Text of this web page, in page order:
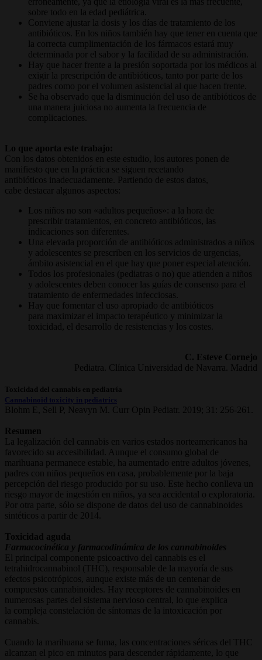
sobre todo en la edad pediátrica.
Conviene ajustar la dosis y los días de tratamiento de los
antibióticos. En los niños también hay que tener en cuenta que
la correcta cumplimentación de los fármacos estará muy
determinada por el sabor y la facilidad de su administración.
Hay que hacer frente a la presión soportada por los médicos al
exigir la prescripción de antibióticos, tanto por parte de los
padres como por el volumen asistencial al que hacen frente.
Se ha observado que la disminución del uso de antibióticos de
una manera juiciosa no aumenta la frecuencia de
complicaciones.
Lo que aporta este trabajo:
Con los datos obtenidos en este estudio, los autores ponen de
manifiesto que en la práctica se siguen recetando
antibióticos inadecuadamente. Partiendo de estos datos,
cabe destacar algunos aspectos:
Los niños no son «adultos pequeños»: a la hora de
prescribir tratamientos, en concreto antibióticos, las
indicaciones son diferentes.
Una elevada proporción de antibióticos administrados a niños
y adolescentes se prescriben en los servicios de urgencias,
ámbito asistencial en el que hay que poner especial atención.
Todos los profesionales (pediatras o no) que atienden a niños
y adolescentes deben conocer las guías de consenso para el
tratamiento de enfermedades infecciosas.
Hay que fomentar el uso apropiado de antibióticos
para maximizar el impacto terapéutico y minimizar la
toxicidad, el desarrollo de resistencias y los costes.
C. Esteve Cornejo
Pediatra. Clínica Universidad de Navarra. Madrid
Toxicidad del cannabis en pediatría
Cannabinoid toxicity in pediatrics
Blohm E, Sell P, Neavyn M. Curr Opin Pediatr. 2019; 31: 256-261.
Resumen
La legalización del cannabis en varios estados norteamericanos ha
favorecido su accesibilidad. Aunque el consumo global de
marihuana permanece estable, ha aumentado entre adultos jóvenes,
padres con niños pequeños en casa, probablemente por la baja
percepción del riesgo producido por su uso. Este hecho conlleva un
riesgo mayor de ingestión en niños, ya sea accidental o exploratoria.
Por otra parte, sólo se dispone de datos del uso de cannabinoides
sintéticos a partir de 2014.
Toxicidad aguda
Farmacocinética y farmacodinámica de los cannabinoides
El principal componente psicoactivo del cannabis es el
tetrahidrocannabinol (THC), responsable de la mayoría de sus
efectos psicotrópicos, aunque existe más de un centenar de
compuestos cannabinoides. Hay receptores de cannabinoides en
numerosas partes del sistema nervioso central, lo que explica
la compleja constelación de síntomas de la intoxicación por
cannabis.
Cuando la marihuana se fuma, las concentraciones séricas del THC
alcanzan el pico en minutos para descender rápidamente, lo que